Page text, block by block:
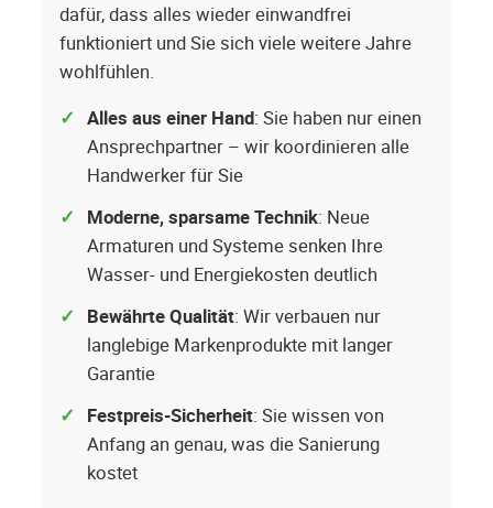
dafür, dass alles wieder einwandfrei
funktioniert und Sie sich viele weitere Jahre
wohlfühlen.
Alles aus einer Hand: Sie haben nur einen
Ansprechpartner – wir koordinieren alle
Handwerker für Sie
Moderne, sparsame Technik: Neue
Armaturen und Systeme senken Ihre
Wasser- und Energiekosten deutlich
Bewährte Qualität: Wir verbauen nur
langlebige Markenprodukte mit langer
Garantie
Festpreis-Sicherheit: Sie wissen von
Anfang an genau, was die Sanierung
kostet